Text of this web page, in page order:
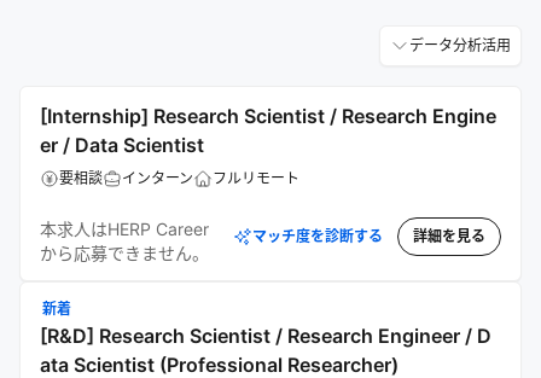
データ分析活用
[Internship] Research Scientist / Research Engine
er / Data Scientist
要相談 インターン フルリモート
本求人はHERP Career
から応募できません。
マッチ度を診断する 詳細を見る
新着
[R&D] Research Scientist / Research Engineer / D
ata Scientist (Professional Researcher)